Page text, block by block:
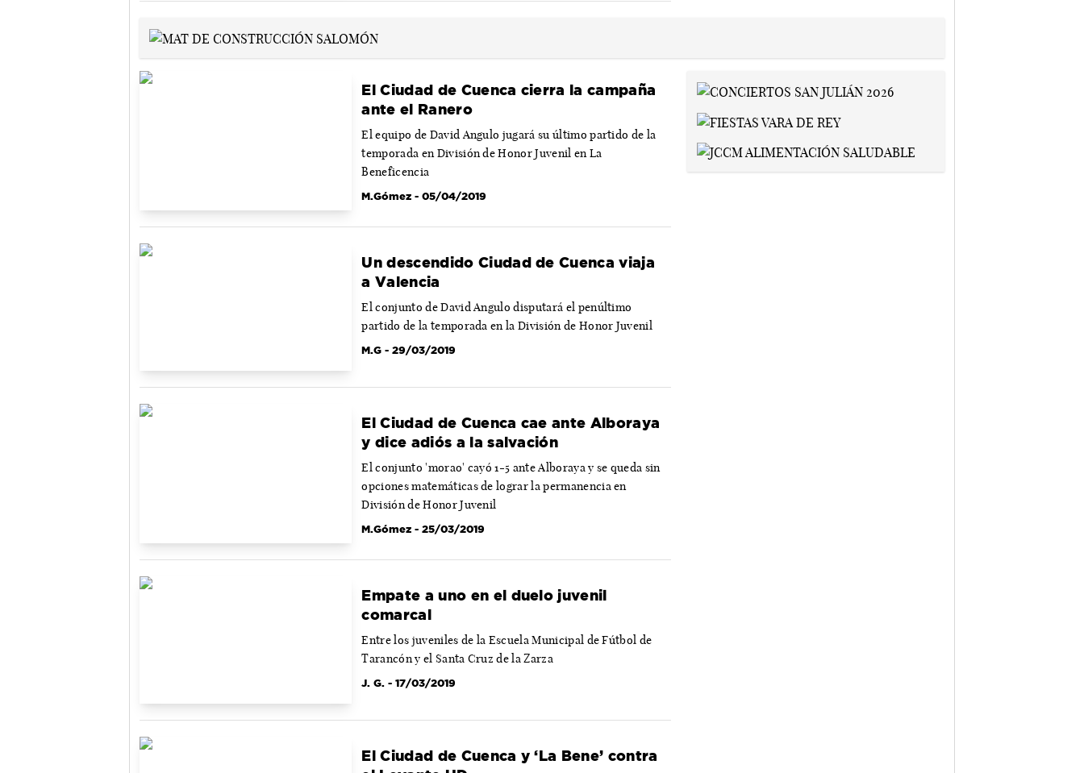
El Ciudad de Cuenca cierra la campaña
ante el Ranero
El equipo de David Angulo jugará su último partido de la
temporada en División de Honor Juvenil en La
Beneficencia
M.Gómez - 05/04/2019
Un descendido Ciudad de Cuenca viaja
a Valencia
El conjunto de David Angulo disputará el penúltimo
partido de la temporada en la División de Honor Juvenil
M.G - 29/03/2019
El Ciudad de Cuenca cae ante Alboraya
y dice adiós a la salvación
El conjunto 'morao' cayó 1-5 ante Alboraya y se queda sin
opciones matemáticas de lograr la permanencia en
División de Honor Juvenil
M.Gómez - 25/03/2019
Empate a uno en el duelo juvenil
comarcal
Entre los juveniles de la Escuela Municipal de Fútbol de
Tarancón y el Santa Cruz de la Zarza
J. G. - 17/03/2019
El Ciudad de Cuenca y ‘La Bene’ contra